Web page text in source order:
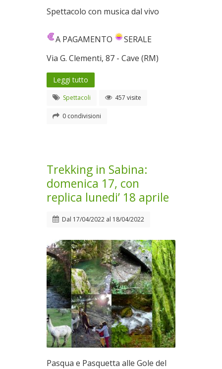
Spettacolo con musica dal vivo
A PAGAMENTO
SERALE
Via G. Clementi, 87 - Cave (RM)
Leggi tutto
Spettacoli 457 visite
0 condivisioni
Trekking in Sabina:
domenica 17, con
replica lunedi’ 18 aprile
Dal 17/04/2022 al 18/04/2022
Pasqua e Pasquetta alle Gole del